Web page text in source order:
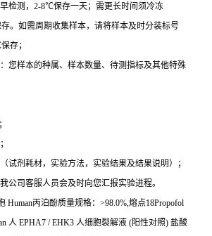
检测， 2-8℃保存一天；需更长时间须冷冻
。如需周期收集样本，请将样本及时分装标号
保存；
您样本的种属、样本数量、待测指标及其他特殊
试剂耗材，实验方法，实验结果及结果说明）；
公司客服人员会及时向您汇报实验进程。
Human丙泊酚质量规格： >98.0%,熔点18Propofol
人 EPHA7 / EHK3 人细胞裂解液 (阳性对照) 盐酸